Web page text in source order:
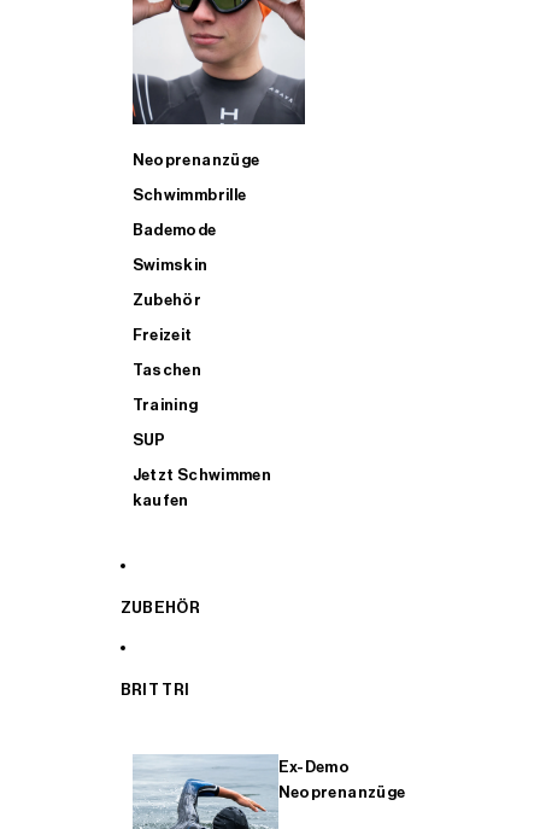
Neoprenanzüge
Schwimmbrille
Bademode
Swimskin
Zubehör
Freizeit
Taschen
Training
SUP
Jetzt Schwimmen
kaufen
ZUBEHÖR
BRIT TRI
Ex-Demo
Neoprenanzüge